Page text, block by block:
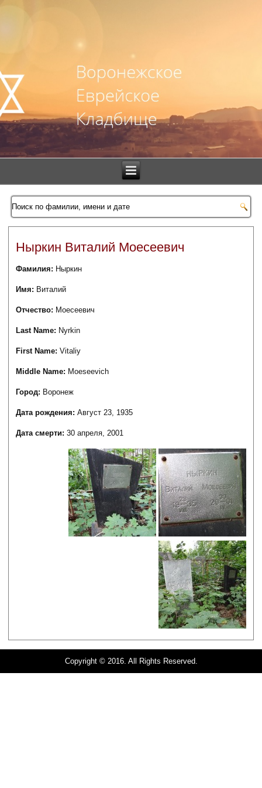
Ныркин Виталий Моесеевич
Фамилия: Ныркин
Имя: Виталий
Отчество: Моесеевич
Last Name: Nyrkin
First Name:Vitaliy
Middle Name: Moeseevich
Город: Воронеж
Дата рождения:Август 23, 1935
Дата смерти:30 апреля, 2001
Copyright © 2016. All Rights Reserved.